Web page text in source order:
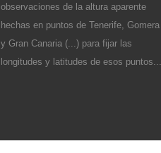
observaciones de la altura aparente
hechas en puntos de Tenerife, Gomera
y Gran Canaria (...) para fijar las
longitudes y latitudes de esos puntos...